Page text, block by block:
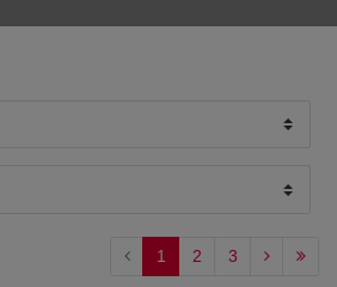
1 2 3